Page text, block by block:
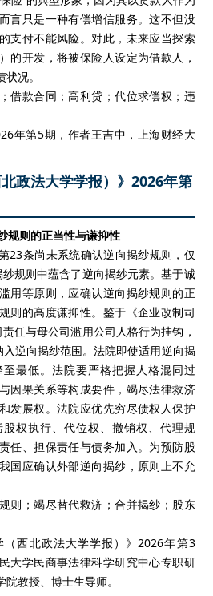
言只是一种有偿增信服务。这不但没
支付不能风险。对此，未来应当探索
的开发，将被保险人设定为借款人，
况。
款合同；高利贷；代位求偿权；违
第5期，作者王吉中，上海财经大
政法大学学报）》2026年第
规则的正当性与谦抑性
条尚未系统确认逆向揭纱规则，仅
规则中蕴含了逆向揭纱元素。基于诚
用等原则，应确认逆向揭纱规则的正
则的高度谦抑性。鉴于《企业改制司
任与母公司滥用公司人格行为挂钩，
入逆向揭纱范围。法院即使适用逆向揭
最低。法院要严格把握人格混同过
因果关系等构成要件，竭尽法律救济
发展权。法院应优先穷尽债权人保护
权执行、代位权、撤销权、代理规
任、担保责任与债务加入。为预防股
国应确认外部逆向揭纱，原则上不允
；竭尽替代救济；合并揭纱；股东
西北政法大学学报）》2026年第3
大学民商事法律科学研究中心专职研
教授、博士生导师。